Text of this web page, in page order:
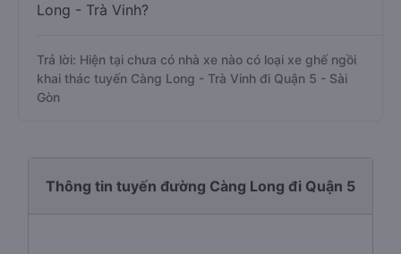
Long - Trà Vinh?
Trả lời: Hiện tại chưa có nhà xe nào có loại xe ghế ngồi
khai thác tuyến Càng Long - Trà Vinh đi Quận 5 - Sài
Gòn
Thông tin tuyến đường Càng Long đi Quận 5